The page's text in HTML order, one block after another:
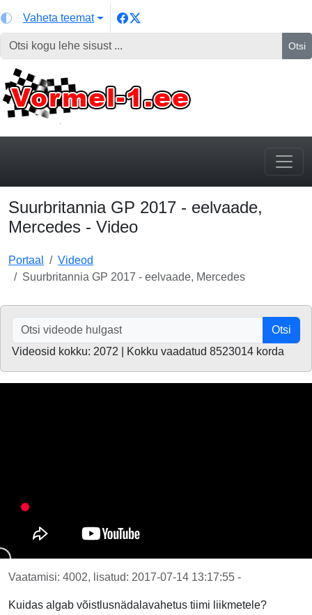
Vaheta teemat
Otsi
Suurbritannia GP 2017 - eelvaade,
Mercedes - Video
Portaal
Videod
Suurbritannia GP 2017 - eelvaade, Mercedes
Otsi
Videosid kokku: 2072 | Kokku vaadatud 8523014 korda
Vaatamisi: 4002, lisatud: 2017-07-14 13:17:55 -
Kuidas algab võistlusnädalavahetus tiimi liikmetele?